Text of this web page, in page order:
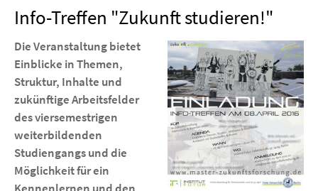
Info-Treffen "Zukunft studieren!"
Die Veranstaltung bietet
Einblicke in Themen,
Struktur, Inhalte und
zukünftige Arbeitsfelder
des viersemestrigen
weiterbildenden
Studiengangs und die
Möglichkeit für ein